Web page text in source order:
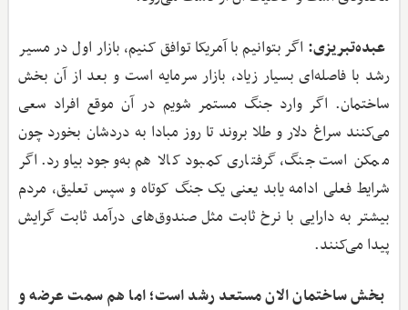
عبده‌تبریزی: اگر بتوانیم با آمریکا توافق کنیم، بازار اول در مسیر
رشد با فاصله‌ای بسیار زیاد،‌ بازار سرمایه است و بعد از آن بخش
ساختمان. اگر وارد جنگ مستمر شویم در آن موقع افراد سعی
می‌کنند سراغ دلار و طلا بروند تا روز مبادا به دردشان بخورد چون
ممکن است جنگ، گرفتاری کمبود کالا هم به‌وجود بیاورد. اگر
شرایط فعلی ادامه یابد یعنی یک جنگ کوتاه و سپس تعلیق، مردم
بیشتر به دارایی با نرخ ثابت مثل صندوق‌های درآمد ثابت گرایش
پیدا می‌کنند.
‌ بخش ساختمان الان مستعد رشد است؛ اما هم سمت عرضه و